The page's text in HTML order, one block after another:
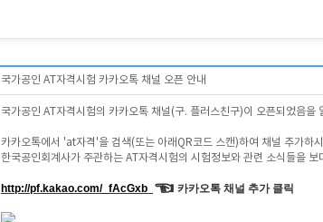
국가공인 AT자격시험 카카오톡 채널 오픈 안내
국가공인 AT자격시험의 카카오톡 채널(구. 플러스친구)이 오픈되었음을
카카오톡에서 'at자격'을 검색(또는 아래QR코드 스캔)하여 채널 추가하
한국공인회계사가 주관하는 AT자격시험의 시험정보와 관련 소식들을
http://pf.kakao.com/_fAcGxb ☜ 카카오톡 채널 추가 클릭